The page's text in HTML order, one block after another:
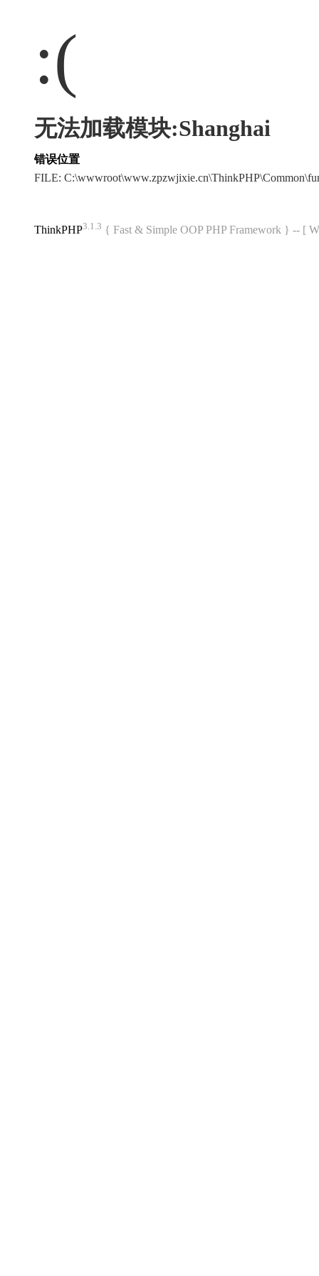
:(
无法加载模块:Shanghai
错误位置
FILE:
ThinkPHP3.1.3 { Fast & Simple OOP PHP Framework } -- [